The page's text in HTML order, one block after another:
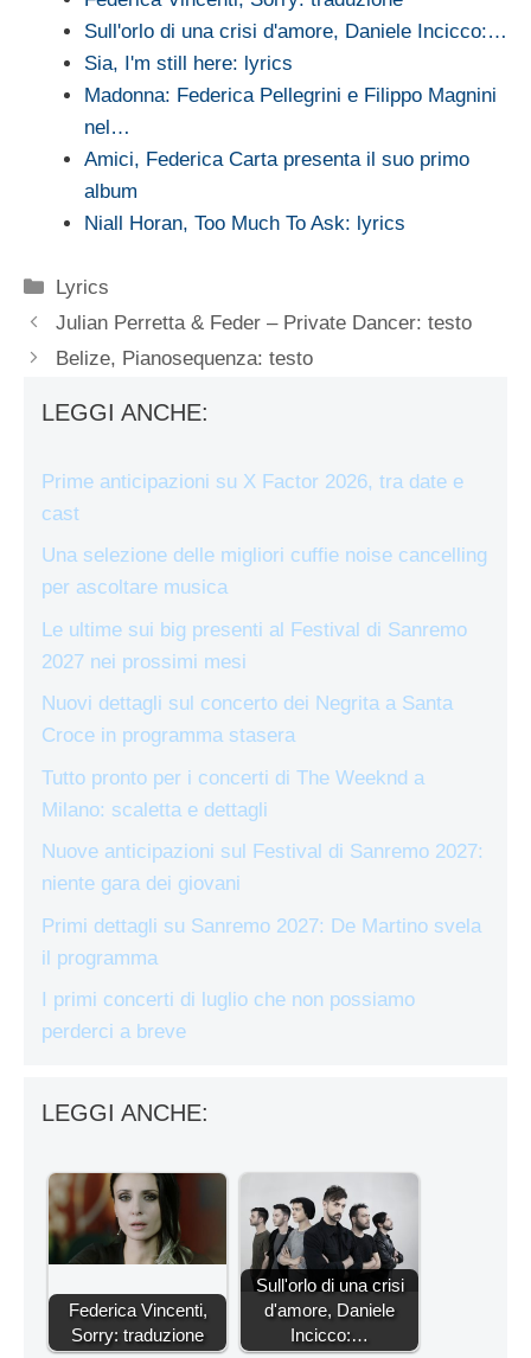
Sull'orlo di una crisi d'amore, Daniele Incicco:…
Sia, I'm still here: lyrics
Madonna: Federica Pellegrini e Filippo Magnini
nel…
Amici, Federica Carta presenta il suo primo
album
Niall Horan, Too Much To Ask: lyrics
Categorie
Lyrics
Julian Perretta & Feder – Private Dancer: testo
Belize, Pianosequenza: testo
LEGGI ANCHE:
Prime anticipazioni su X Factor 2026, tra date e
cast
Una selezione delle migliori cuffie noise cancelling
per ascoltare musica
Le ultime sui big presenti al Festival di Sanremo
2027 nei prossimi mesi
Nuovi dettagli sul concerto dei Negrita a Santa
Croce in programma stasera
Tutto pronto per i concerti di The Weeknd a
Milano: scaletta e dettagli
Nuove anticipazioni sul Festival di Sanremo 2027:
niente gara dei giovani
Primi dettagli su Sanremo 2027: De Martino svela
il programma
I primi concerti di luglio che non possiamo
perderci a breve
LEGGI ANCHE:
Federica Vincenti,
Sorry: traduzione
Sull'orlo di una crisi
d'amore, Daniele
Incicco:…